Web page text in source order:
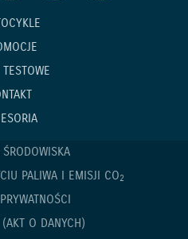
PALIWA I EMISJI CO2
O DANYCH)